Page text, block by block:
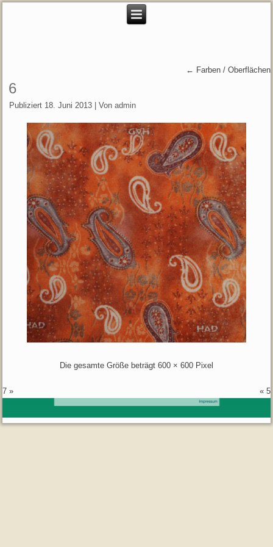
← Farben / Oberflächen
6
Publiziert 18. Juni 2013 |Von admin
Die gesamte Größe beträgt 600 × 600 Pixel
7 » « 5